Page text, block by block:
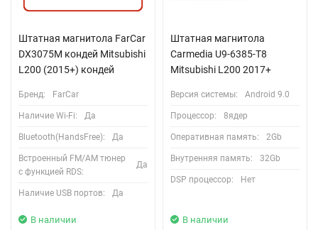
Штатная магнитола FarCar
DX3075M кондей Mitsubishi
L200 (2015+) кондей
Бренд: FarCar
Наличие Wi-Fi: Да
Bluetooth(HandsFree): Да
Встроенный FM/AM тюнер
с функцией RDS:
Да
Наличие USB портов: Да
В наличии
Штатная магнитола
Carmedia U9-6385-T8
Mitsubishi L200 2017+
Версия системы: Android 9.0
Процессор: 8ядер
Оперативная память: 2Gb
Внутренняя память: 32Gb
DSP процессор: Нет
В наличии